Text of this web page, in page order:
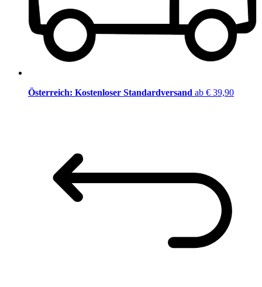
Österreich: Kostenloser Standardversand ab € 39,90